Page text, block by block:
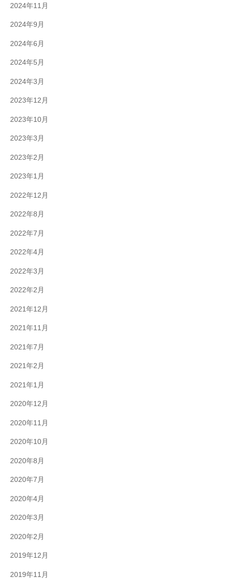
2024年11月
2024年9月
2024年6月
2024年5月
2024年3月
2023年12月
2023年10月
2023年3月
2023年2月
2023年1月
2022年12月
2022年8月
2022年7月
2022年4月
2022年3月
2022年2月
2021年12月
2021年11月
2021年7月
2021年2月
2021年1月
2020年12月
2020年11月
2020年10月
2020年8月
2020年7月
2020年4月
2020年3月
2020年2月
2019年12月
2019年11月